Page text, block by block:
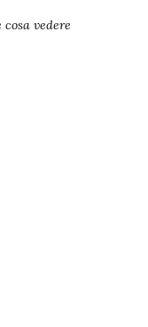
vedere